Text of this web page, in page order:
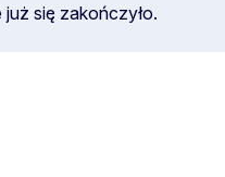
się zakończyło.